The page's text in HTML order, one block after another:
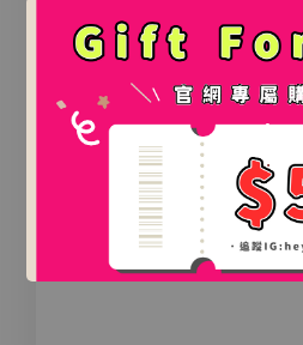
.
.
氛圍感百搭鯊魚夾（2款）
-